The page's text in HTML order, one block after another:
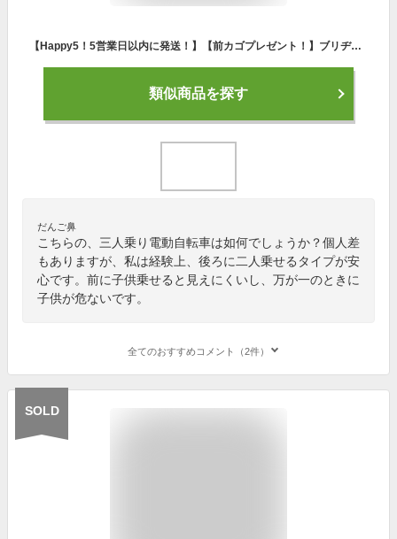
【Happy5！5営業日以内に発送！】【前カゴプレゼント！】ブリヂストン ハイディー2 HY6B43 2022年-2024年継続モデル 電動自転車 3人乗り 26インチ ハイディツー ハイディ2 後ろ子供乗せ付き 人気モデル ママにもパパにも人気の子供乗せ電動車 前かご無料
類似商品を探す
だんご鼻
こちらの、三人乗り電動自転車は如何でしょうか？個人差
もありますが、私は経験上、後ろに二人乗せるタイプが安
心です。前に子供乗せると見えにくいし、万が一のときに
子供が危ないです。
全てのおすすめコメント（2件）
SOLD